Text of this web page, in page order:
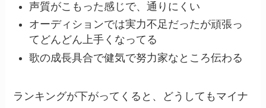
声質がこもった感じで、通りにくい
オーディションでは実力不足だったが頑張っ
てどんどん上手くなってる
歌の成長具合で健気で努力家なところ伝わる
ランキングが下がってくると、どうしてもマイナ